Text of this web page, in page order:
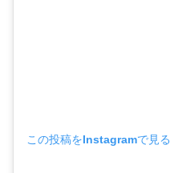
この投稿をInstagramで見る